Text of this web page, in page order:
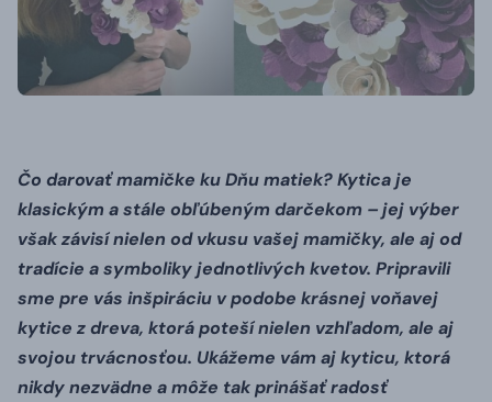
Čo darovať mamičke ku Dňu matiek? Kytica je
klasickým a stále obľúbeným darčekom – jej výber
však závisí nielen od vkusu vašej mamičky, ale aj od
tradície a symboliky jednotlivých kvetov. Pripravili
sme pre vás inšpiráciu v podobe krásnej voňavej
kytice z dreva, ktorá poteší nielen vzhľadom, ale aj
svojou trvácnosťou. Ukážeme vám aj kyticu, ktorá
nikdy nezvädne a môže tak prinášať radosť